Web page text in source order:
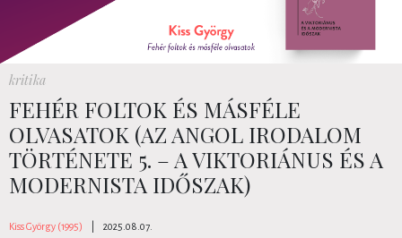
kritika
FEHÉR FOLTOK ÉS MÁSFÉLE
OLVASATOK (AZ ANGOL IRODALOM
TÖRTÉNETE 5. – A VIKTORIÁNUS ÉS A
MODERNISTA IDŐSZAK)
Kiss György (1995) 2025.08.07.